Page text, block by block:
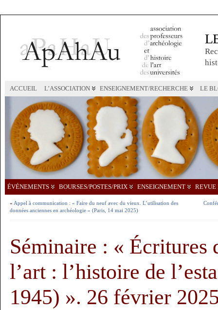
ACCUEIL L’ASSOCIATION ENSEIGNEMENT/RECHERCHE LE
ÉVÉNEMENTS BOURSES/POSTES/PRIX ENSEIGNEMENT REVUE
« Appel à communication : « Faire du neuf avec du vieux. L’utilisation des
données anciennes en archéologie » (Paris, 14 mai 2025)
Séminaire : « Écritures
l’art : l’histoire de
1945) ». 26 février